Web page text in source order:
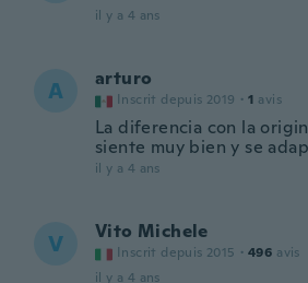
il y a 4 ans
A arturo
Inscrit depuis 2019 · 1 avis
La diferencia con la
siente muy bien y se
il y a 4 ans
V Vito Michele
Inscrit depuis 2015 · 496 avis
il y a 4 ans